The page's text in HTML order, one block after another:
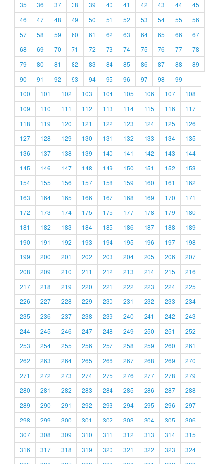
35
36 37 38 39 40 41 42 43 44
45
46
47 48 49 50 51 52 53 54 55
56
57
58 59 60 61 62 63 64 65 66
67
68
69 70 71 72 73 74 75 76 77
78
79
80 81 82 83 84 85 86 87 88
89
90
91 92 93 94 95 96 97 98
99
100
101 102 103 104 105 106 107
108
109
110 111 112 113 114 115 116
117
118
119 120 121 122 123 124 125
126
127
128 129 130 131 132 133 134
135
136
137 138 139 140 141 142 143
144
145
146 147 148 149 150 151 152
153
154
155 156 157 158 159 160 161
162
163
164 165 166 167 168 169 170
171
172
173 174 175 176 177 178 179
180
181
182 183 184 185 186 187 188
189
190
191 192 193 194 195 196 197
198
199
200 201 202 203 204 205 206
207
208
209 210 211 212 213 214 215
216
217
218 219 220 221 222 223 224
225
226
227 228 229 230 231 232 233
234
235
236 237 238 239 240 241 242
243
244
245 246 247 248 249 250 251
252
253
254 255 256 257 258 259 260
261
262
263 264 265 266 267 268 269
270
271
272 273 274 275 276 277 278
279
280
281 282 283 284 285 286 287
288
289
290 291 292 293 294 295 296
297
298
299 300 301 302 303 304 305
306
307
308 309 310 311 312 313 314
315
316
317 318 319 320 321 322 323
324